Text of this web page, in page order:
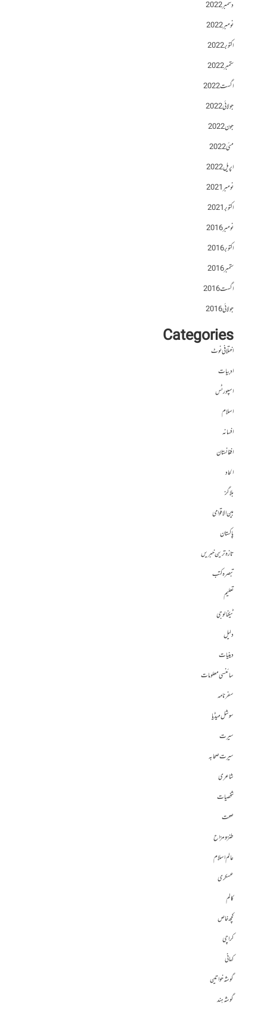
دسمبر 2022
نومبر 2022
اکتوبر 2022
ستمبر 2022
اگست 2022
جولائی 2022
جون 2022
مئی 2022
اپریل 2022
نومبر 2021
اکتوبر 2021
نومبر 2016
اکتوبر 2016
ستمبر 2016
اگست 2016
جولائی 2016
Categories
اختلافی نوٹ
ادبیات
اسپورٹس
اسلام
افسانہ
افغانستان
الحاد
بلاگز
بین الاقوامی
پاکستان
تازہ ترین خبریں
تبصرہ کتب
تعلیم
ٹیکنالوجی
دلیل
دینیات
سائنسی معلومات
سفرنامہ
سوشل میڈیا
سیرت
سیرت صحابہ
شاعری
شخصیات
صحت
طنز و مزاح
عالم اسلام
عسکری
کالم
کچھ خاص
کراچی
کہانی
گوشہ خواتین
گوشہ ہند